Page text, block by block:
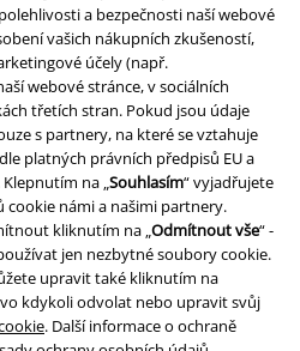
a bezpečnosti naší webové
vašich nákupních zkušeností,
účely (např.
webové stránce, v sociálních
třetích stran. Pokud jsou údaje
s partnery, na které se vztahuje
platných právních předpisů EU a
na „Souhlasím“ vyjadřujete
námi a našimi partnery.
kliknutím na „Odmítnout vše“ -
jen nezbytné soubory cookie.
upravit také kliknutím na
kdykoli odvolat nebo upravit svůj
. Další informace o ochraně
prostředí